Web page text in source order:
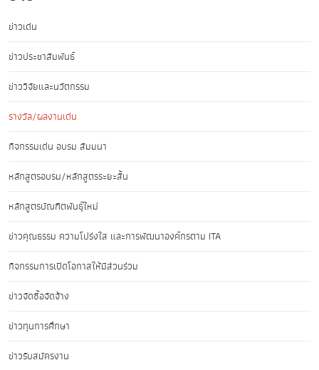
ข่าวเด่น
ข่าวประชาสัมพันธ์
ข่าววิจัยและนวัตกรรม
รางวัล/ผลงานเด่น
กิจกรรมเด่น อบรม สัมมนา
หลักสูตรอบรม/หลักสูตรระยะสั้น
หลักสูตรบัณฑิตพันธุ์ใหม่
ข่าวคุณธรรม ความโปร่งใส และการพัฒนาองค์กรตาม ITA
กิจกรรมการเปิดโอกาสให้มีส่วนร่วม
ข่าวจัดซื้อจัดจ้าง
ข่าวทุนการศึกษา
ข่าวรับสมัครงาน